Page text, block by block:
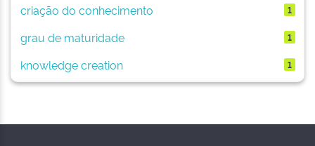
criação do conhecimento
1
grau de maturidade 1
knowledge creation 1